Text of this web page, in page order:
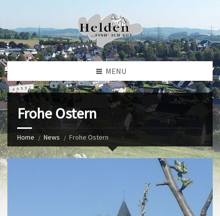
MENU
Frohe Ostern
Home News Frohe Ostern